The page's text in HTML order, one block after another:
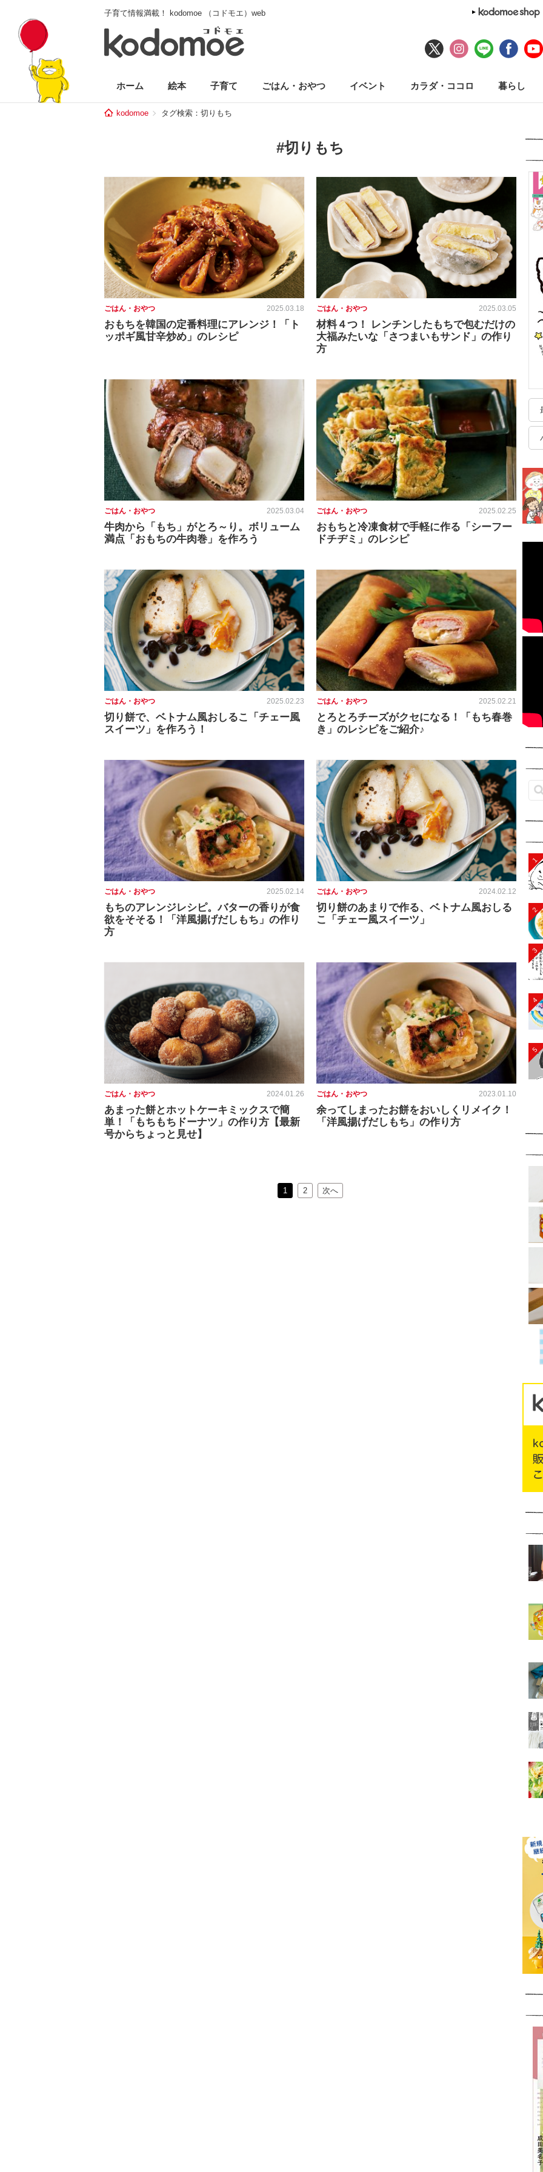
子育て情報満載！ kodomoe （コドモエ）web
ホーム 絵本 子育て ごはん・おやつ イベント カラダ・ココロ 暮らし
kodomoe タグ検索：切りもち
#切りもち
ごはん・おやつ 2025.03.18
おもちを韓国の定番料理にアレンジ！「ト
ッポギ風甘辛炒め」のレシピ
ごはん・おやつ 2025.03.05
材料４つ！ レンチンしたもちで包むだけの
大福みたいな「さつまいもサンド」の作り
方
ごはん・おやつ 2025.03.04
牛肉から「もち」がとろ～り。ボリューム
満点「おもちの牛肉巻」を作ろう
ごはん・おやつ 2025.02.25
おもちと冷凍食材で手軽に作る「シーフー
ドチヂミ」のレシピ
ごはん・おやつ 2025.02.23
切り餅で、ベトナム風おしるこ「チェー風
スイーツ」を作ろう！
ごはん・おやつ 2025.02.21
とろとろチーズがクセになる！「もち春巻
き」のレシピをご紹介♪
ごはん・おやつ 2025.02.14
もちのアレンジレシピ。バターの香りが食
欲をそそる！「洋風揚げだしもち」の作り
方
ごはん・おやつ 2024.02.12
切り餅のあまりで作る、ベトナム風おしる
こ「チェー風スイーツ」
ごはん・おやつ 2024.01.26
あまった餅とホットケーキミックスで簡
単！「もちもちドーナツ」の作り方【最新
号からちょっと見せ】
ごはん・おやつ 2023.01.10
余ってしまったお餅をおいしくリメイク！
「洋風揚げだしもち」の作り方
1 2 次へ
1
2
3
4
5